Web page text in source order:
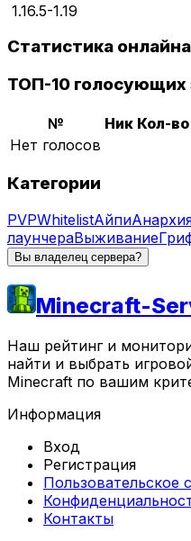
1.16.5-1.19
Статистика онлайна
ТОП-10 голосующих
№ Ник Кол-
Нет голосов
Категории
PVPWhitelistАйпи
лаунчераВыживание
Вы владелец сервера?
Minecraft-
Наш рейтинг и
найти и выбрать
Minecraft по вашим
Информация
Вход
Регистрация
Пользовательское
Контакты